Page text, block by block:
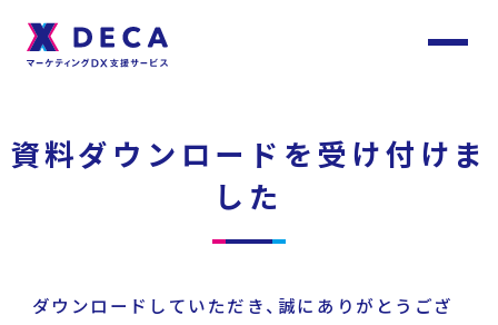
About
DECAについて
サービス
資料ダウンロードを受け付けま
した
ダウンロードしていただき、誠にありがとうござ